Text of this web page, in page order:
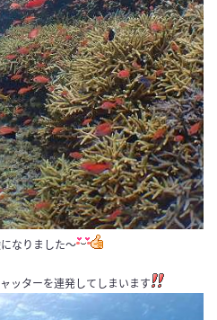
なりました～
ッターを連発してしまいます